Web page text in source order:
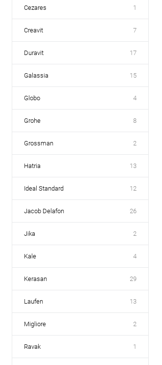
Cezares 1
Creavit 7
Duravit 17
Galassia 15
Globo 4
Grohe 8
Grossman 2
Hatria 13
Ideal Standard 12
Jacob Delafon 26
Jika 2
Kale 4
Kerasan 29
Laufen 13
Migliore 2
Ravak 1